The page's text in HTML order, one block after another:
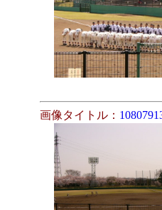
画像タイトル：